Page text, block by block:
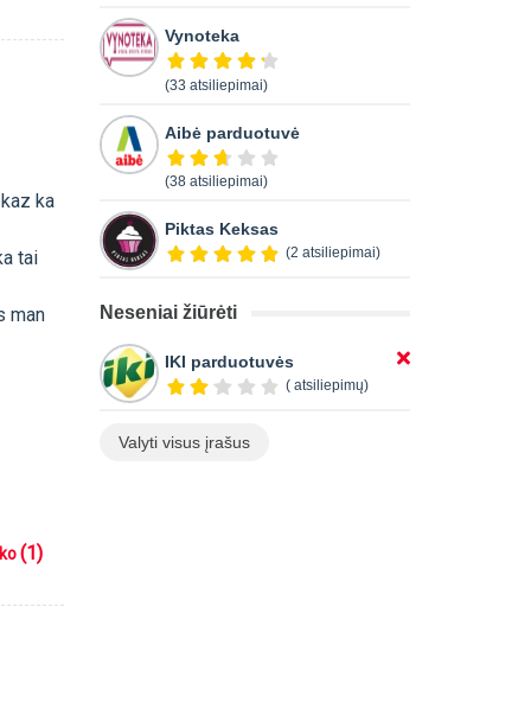
ka
tai
man
(1)
Vynoteka
(33 atsiliepimai)
Aibė parduotuvė
(38 atsiliepimai)
Piktas Keksas
(2 atsiliepimai)
Neseniai žiūrėti
IKI parduotuvės
( atsiliepimų)
Valyti visus įrašus